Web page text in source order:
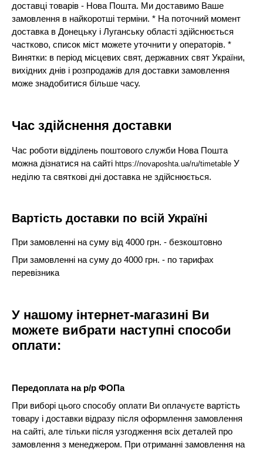
доставці товарів - Нова Пошта. Ми доставимо Ваше
замовлення в найкоротші терміни. * На поточний момент
доставка в Донецьку і Луганську області здійснюється
частково, список міст можете уточнити у операторів. *
Винятки: в період місцевих свят, державних свят України,
вихідних днів і розпродажів для доставки замовлення
може знадобитися більше часу.
Час здійснення доставки
Час роботи відділень поштового служби Нова Пошта
можна дізнатися на сайтіhttps://novaposhta.ua/ru/timetable У
неділю та святкові дні доставка не здійснюється.
Вартість доставки по всій Україні
При замовленні на суму від 4000 грн. - безкоштовно
При замовленні на суму до 4000 грн. - по тарифах
перевізника
У нашому інтернет-магазині Ви
можете вибрати наступні способи
оплати:
Передоплата на р/р ФОПа
При виборі цього способу оплати Ви оплачуєте вартість
товару і доставки відразу після оформлення замовлення
на сайті, але тільки після узгодження всіх деталей про
замовлення з менеджером. При отриманні замовлення на